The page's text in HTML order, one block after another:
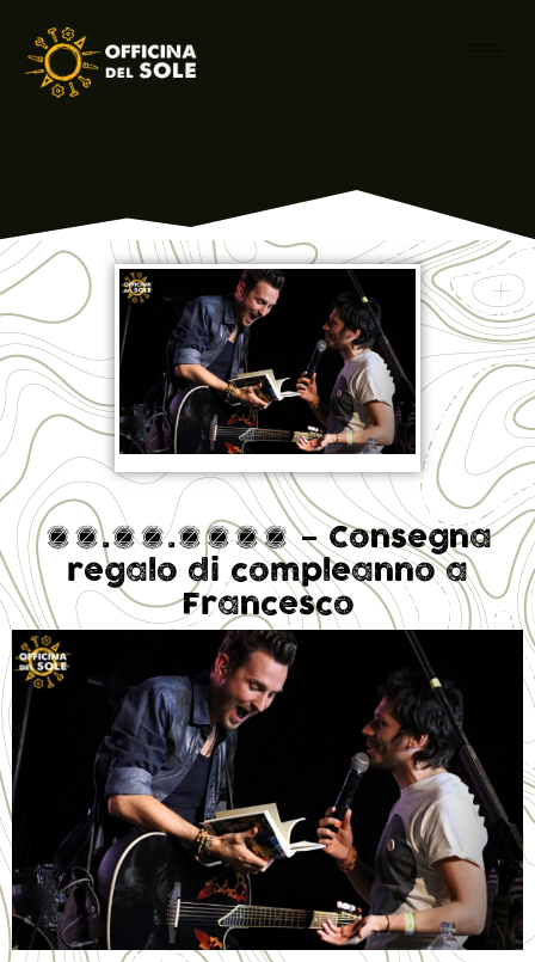
26.12.2015 – Consegna
regalo di compleanno a
Francesco